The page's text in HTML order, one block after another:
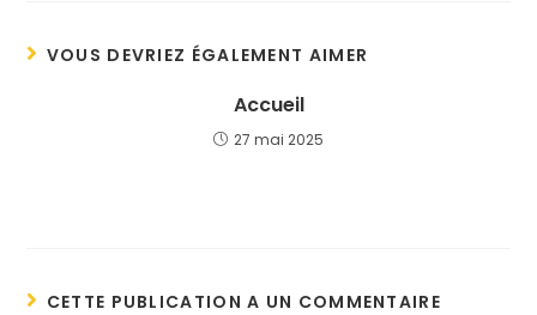
VOUS DEVRIEZ ÉGALEMENT AIMER
Accueil
27 mai 2025
CETTE PUBLICATION A UN COMMENTAIRE